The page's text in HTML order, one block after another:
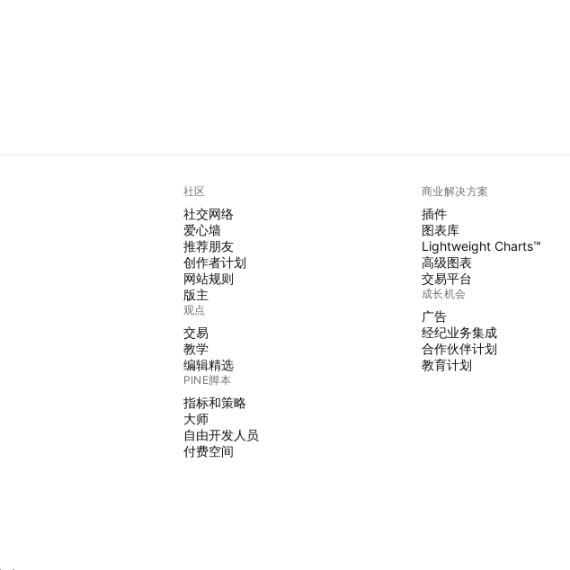
社区
社交网络
爱心墙
推荐朋友
创作者计划
网站规则
版主
观点
交易
教学
编辑精选
PINE脚本
指标和策略
大师
自由开发人员
付费空间
商业解决方案
插件
图表库
Lightweight Charts™
高级图表
交易平台
成长机会
广告
经纪业务集成
合作伙伴计划
教育计划